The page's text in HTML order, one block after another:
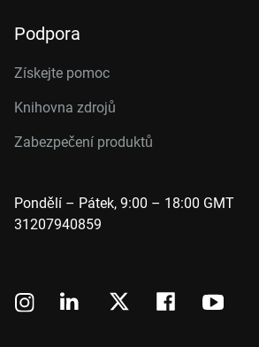
Podpora
Získejte pomoc
Knihovna zdrojů
Zabezpečení produktů
Pondělí – Pátek, 9:00 – 18:00 GMT
31207940859